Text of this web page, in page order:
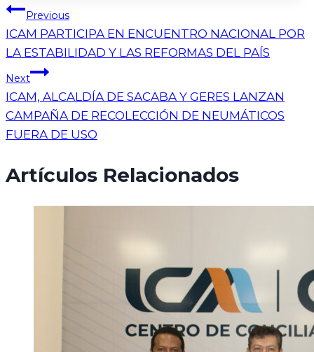
Previous
ICAM PARTICIPA EN ENCUENTRO NACIONAL POR
LA ESTABILIDAD Y LAS REFORMAS DEL PAÍS
Next
ICAM, ALCALDÍA DE SACABA Y GERES LANZAN
CAMPAÑA DE RECOLECCIÓN DE NEUMÁTICOS
FUERA DE USO
Artículos Relacionados